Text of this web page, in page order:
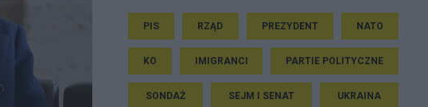
PIS RZĄD PREZYDENT NATO
KO IMIGRANCI PARTIE POLITYCZNE
SONDAŻ SEJM I SENAT UKRAINA